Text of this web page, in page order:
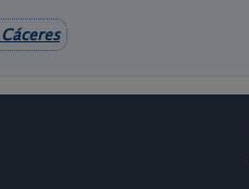
Cáceres